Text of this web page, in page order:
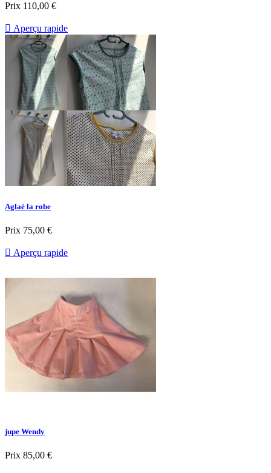
Prix 110,00 €
 Aperçu rapide
Aglaé la robe
Prix 75,00 €
 Aperçu rapide
jupe Wendy
Prix 85,00 €